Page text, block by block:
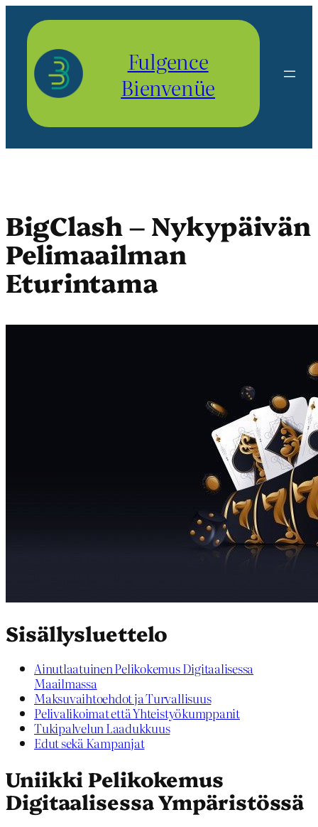
contenu
Fulgence
Bienvenüe
BigClash – Nykypäivän
Pelimaailman
Eturintama
Sisällysluettelo
Ainutlaatuinen Pelikokemus Digitaalisessa
Maailmassa
Maksuvaihtoehdot ja Turvallisuus
Pelivalikoimat että Yhteistyökumppanit
Tukipalvelun Laadukkuus
Edut sekä Kampanjat
Uniikki Pelikokemus
Digitaalisessa Ympäristössä